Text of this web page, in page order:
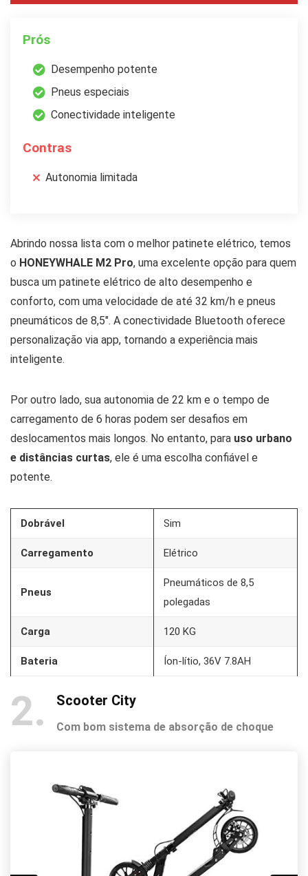
Prós
Desempenho potente
Pneus especiais
Conectividade inteligente
Contras
Autonomia limitada
Abrindo nossa lista com o melhor patinete elétrico, temos
o HONEYWHALE M2 Pro, uma excelente opção para quem
busca um patinete elétrico de alto desempenho e
conforto, com uma velocidade de até 32 km/h e pneus
pneumáticos de 8,5″. A conectividade Bluetooth oferece
personalização via app, tornando a experiência mais
inteligente.
Por outro lado, sua autonomia de 22 km e o tempo de
carregamento de 6 horas podem ser desafios em
deslocamentos mais longos. No entanto, para uso urbano
e distâncias curtas, ele é uma escolha confiável e
potente.
Dobrável Sim
Carregamento Elétrico
Pneus
Pneumáticos de 8,5
polegadas
Carga 120 KG
Bateria Íon-lítio, 36V 7.8AH
2 Scooter City
Com bom sistema de absorção de choque